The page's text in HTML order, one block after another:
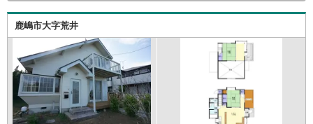
鹿嶋市大字荒井